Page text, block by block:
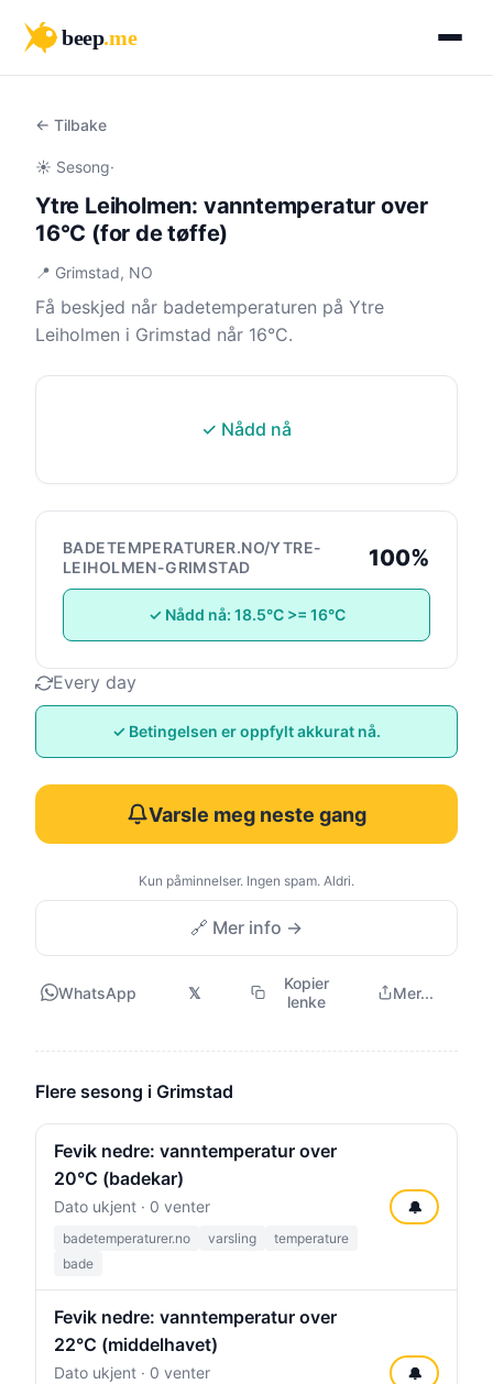
beep.me
← Tilbake
☀️ Sesong·
Ytre Leiholmen: vanntemperatur over
16°C (for de tøffe)
📍 Grimstad, NO
Få beskjed når badetemperaturen på Ytre
Leiholmen i Grimstad når 16°C.
✓ Nådd nå
BADETEMPERATURER.NO/YTRE-
LEIHOLMEN-GRIMSTAD
100%
✓ Nådd nå: 18.5°C >= 16°C
Every day
✓ Betingelsen er oppfylt akkurat nå.
Varsle meg neste gang
Kun påminnelser. Ingen spam. Aldri.
🔗 Mer info →
WhatsApp 𝕏
Kopier
lenke
Mer...
Flere sesong i Grimstad
Fevik nedre: vanntemperatur over
20°C (badekar)
Dato ukjent · 0 venter
badetemperaturer.no varsling
temperature
bade
🔔
Fevik nedre: vanntemperatur over
22°C (middelhavet)
Dato ukjent · 0 venter 🔔